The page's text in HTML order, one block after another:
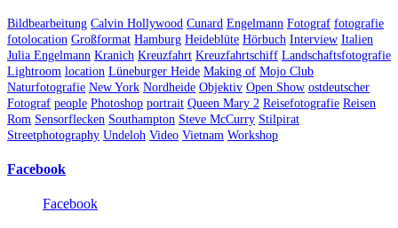
Bildbearbeitung Calvin Hollywood Cunard Engelmann Fotograf fotografie
fotolocation Großformat Hamburg Heideblüte Hörbuch Interview Italien
Julia Engelmann Kranich Kreuzfahrt Kreuzfahrtschiff Landschaftsfotografie
Lightroom location Lüneburger Heide Making of Mojo Club
Naturfotografie New York Nordheide Objektiv Open Show ostdeutscher
Fotograf people Photoshop portrait Queen Mary 2 Reisefotografie Reisen
Rom Sensorflecken Southampton Steve McCurry Stilpirat
Streetphotography Undeloh Video Vietnam Workshop
Facebook
Facebook